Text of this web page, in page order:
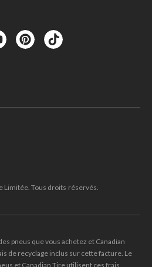
Limitée. Tous droits réservés.
pneus que vous achetez et Canadian
de recyclage inclus sur cette facture. Le
et Canadian Tire utilisent ces frais